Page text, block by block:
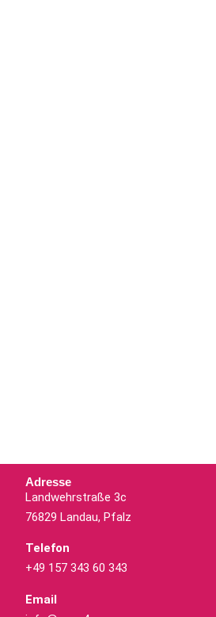
Adresse
Landwehrstraße 3c
76829 Landau, Pfalz
Telefon
+49 157 343 60 343
Email